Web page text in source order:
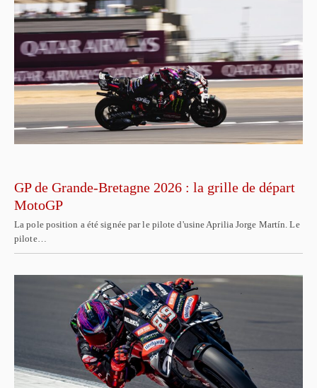
GP de Grande-Bretagne 2026 : la grille de départ
MotoGP
La pole position a été signée par le pilote d'usine Aprilia Jorge Martín. Le
pilote…